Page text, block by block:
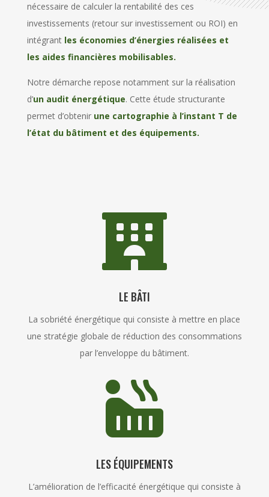
nécessaire de calculer la rentabilité des ces
investissements (retour sur investissement ou ROI) en
intégrantles économies d’énergies réalisées et
les aides financières mobilisables.
Notre démarche repose notamment sur la réalisation
d’un audit énergétique. Cette étude structurante
permet d’obtenirune cartographie à l’instant T de
l’état du bâtiment et des équipements.

LE BÂTI
La sobriété énergétique qui consiste à mettre en place
une stratégie globale de réduction des consommations
par l’enveloppe du bâtiment.

LES ÉQUIPEMENTS
L’amélioration de l’efficacité énergétique qui consiste à